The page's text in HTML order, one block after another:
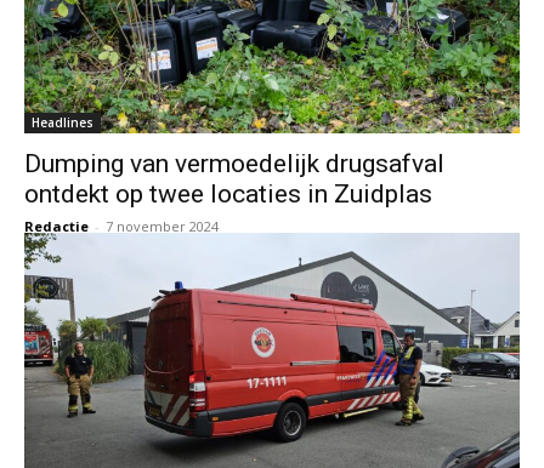
Headlines
Dumping van vermoedelijk drugsafval
ontdekt op twee locaties in Zuidplas
Redactie - 7 november 2024